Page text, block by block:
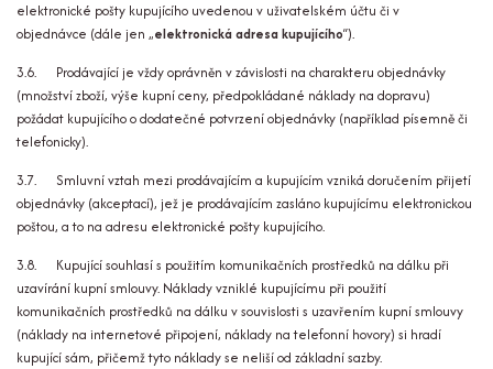
elektronické pošty kupujícího uvedenou v uživatelském účtu či v
objednávce (dále jen „elektronická adresa kupujícího“).
3.6. Prodávající je vždy oprávněn v závislosti na charakteru objednávky
(množství zboží, výše kupní ceny, předpokládané náklady na dopravu)
požádat kupujícího o dodatečné potvrzení objednávky (například písemně či
telefonicky).
3.7. Smluvní vztah mezi prodávajícím a kupujícím vzniká doručením přijetí
objednávky (akceptací), jež je prodávajícím zasláno kupujícímu elektronickou
poštou, a to na adresu elektronické pošty kupujícího.
3.8. Kupující souhlasí s použitím komunikačních prostředků na dálku při
uzavírání kupní smlouvy. Náklady vzniklé kupujícímu při použití
komunikačních prostředků na dálku v souvislosti s uzavřením kupní smlouvy
(náklady na internetové připojení, náklady na telefonní hovory) si hradí
kupující sám, přičemž tyto náklady se neliší od základní sazby.